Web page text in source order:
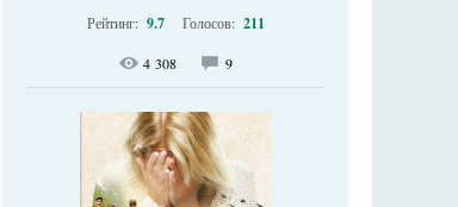
Рейтинг: 9.7 Голосов: 211
4 308 9